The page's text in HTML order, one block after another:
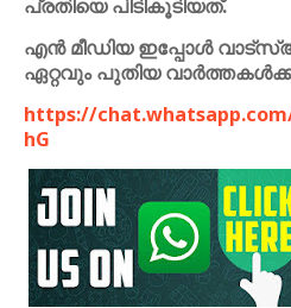
പ്രതിയെ പിടികൂടിയത്.
എൻ മീഡിയ ഇപ്പോൾ
ഏറ്റവും പുതിയ
https://
hG